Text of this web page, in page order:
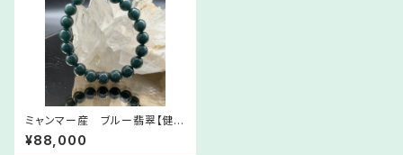
ミャンマー産 ブルー翡翠【健康
＆繁栄】翡翠ブレスレット【財運
強化】
¥88,000